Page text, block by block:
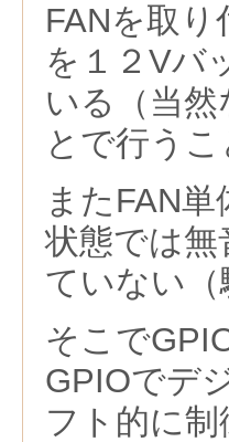
FANを取
を１２Vバ
いる（当
とで行うこ
またFAN
状態では
ていない
そこで
GPIOでデ
フト的に